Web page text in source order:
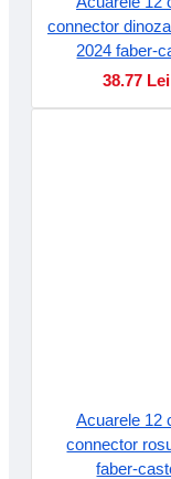
connector
2024 faber-
38.77 Lei
Acuarele 12
connector
faber-